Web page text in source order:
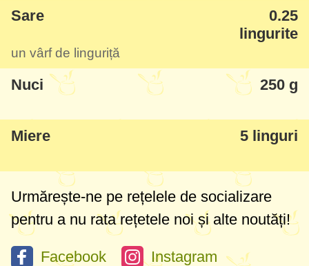
recomand s-o faceți, este una din cele mai
reușite postate în ultimul timp pe site.
Sare
0.25
lingurite
un vârf de linguriță
Nuci 250 g
Miere 5 linguri
Urmărește-ne pe rețelele de socializare
pentru a nu rata rețetele noi și alte noutăți!
Facebook Instagram